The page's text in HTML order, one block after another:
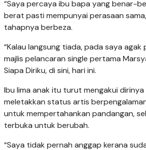
“Saya percaya ibu bapa yang benar-
berat pasti mempunyai perasaan
tahapnya berbeza.
“Kalau langsung tiada, pada saya agak
majlis pelancaran single pertama
Siapa Diriku, di sini, hari ini.
Ibu lima anak itu turut mengakui
meletakkan status artis
untuk mempertahankan pandangan,
terbuka untuk berubah.
“Saya tidak pernah anggap kerana